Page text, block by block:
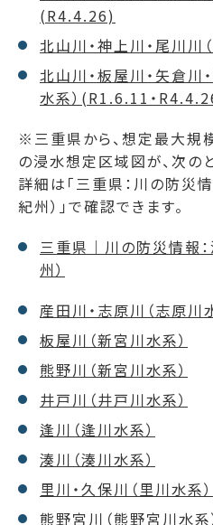
(R4.4.26)
北山川・神上川・尾川
北山川・板屋川・矢倉川
水系）(R1.6.11・
※三重県から、想定最大規
の浸水想定区域図が、次の
詳細は「三重県：川の防災
紀州）」で確認できます。
三重県｜川の防災情報
州）
産田川・志原川（志原川
板屋川（新宮川水系）
熊野川（新宮川水系）
井戸川（井戸川水系）
逢川（逢川水系）
湊川（湊川水系）
里川・久保川（里川水系）
熊野宮川（熊野宮川水系